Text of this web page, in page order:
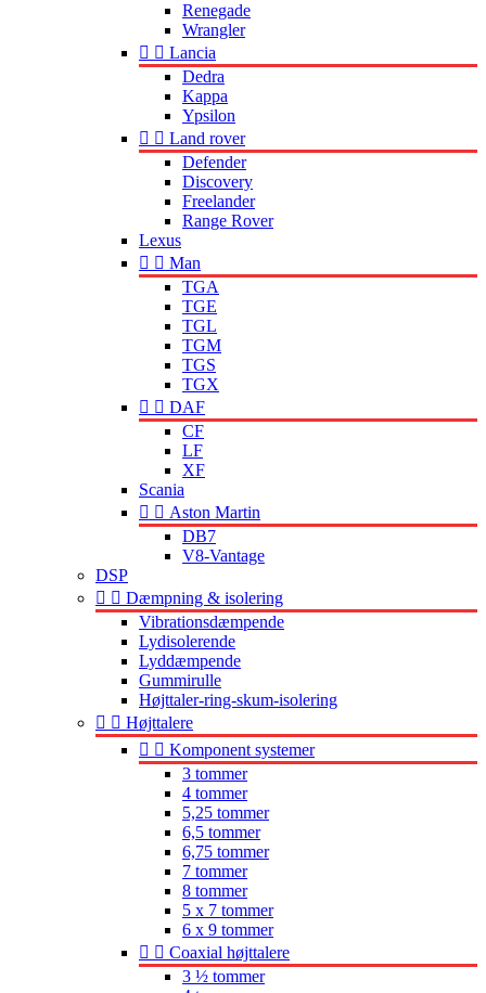
Renegade
Wrangler
  Lancia
Dedra
Kappa
Ypsilon
  Land rover
Defender
Discovery
Freelander
Range Rover
Lexus
  Man
TGA
TGE
TGL
TGM
TGS
TGX
  DAF
CF
LF
XF
Scania
  Aston Martin
DB7
V8-Vantage
DSP
  Dæmpning & isolering
Vibrationsdæmpende
Lydisolerende
Lyddæmpende
Gummirulle
Højttaler-ring-skum-isolering
  Højttalere
  Komponent systemer
3 tommer
4 tommer
5,25 tommer
6,5 tommer
6,75 tommer
7 tommer
8 tommer
5 x 7 tommer
6 x 9 tommer
  Coaxial højttalere
3 ½ tommer